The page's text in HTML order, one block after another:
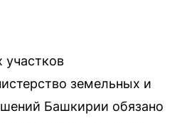
земельных и
Башкирии обязано